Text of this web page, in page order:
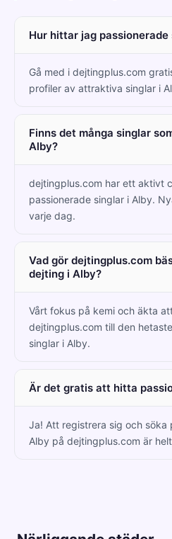
Hur hittar jag
Gå med i dejtingplus.com
profiler av attraktiva singlar i
Finns det många singlar
Alby?
dejtingplus.com har ett aktivt
passionerade singlar i Alby.
varje dag.
Vad gör dejtingplus.com
dejting i Alby?
Vårt fokus på kemi och äkta
dejtingplus.com till den
singlar i Alby.
Är det gratis att hitta
Ja! Att registrera sig och söka
Alby på dejtingplus.com är